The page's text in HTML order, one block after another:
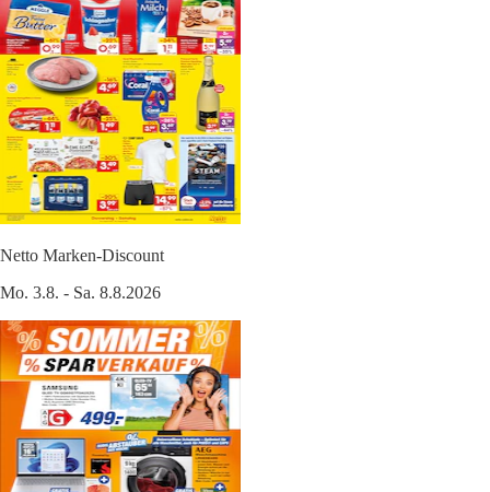
Netto Marken-Discount
Mo. 3.8. - Sa. 8.8.2026